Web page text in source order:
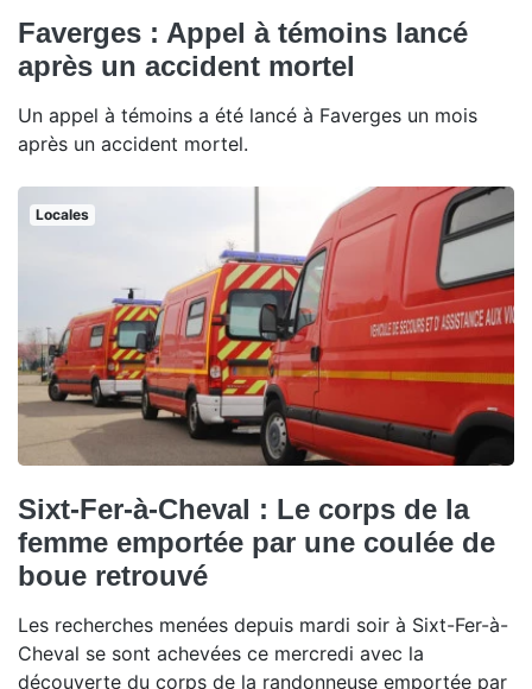
Faverges : Appel à témoins lancé
après un accident mortel
Un appel à témoins a été lancé à Faverges un mois
après un accident mortel.
Locales
Sixt-Fer-à-Cheval : Le corps de la
femme emportée par une coulée de
boue retrouvé
Les recherches menées depuis mardi soir à Sixt-Fer-à-
Cheval se sont achevées ce mercredi avec la
découverte du corps de la randonneuse emportée par